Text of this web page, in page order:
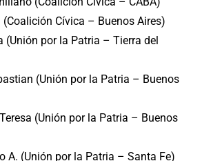
(Coalición Cívica – Buenos Aires)
(Unión por la Patria – Tierra del
(Unión por la Patria – Buenos
(Unión por la Patria – Buenos
A. (Unión por la Patria – Santa Fe)